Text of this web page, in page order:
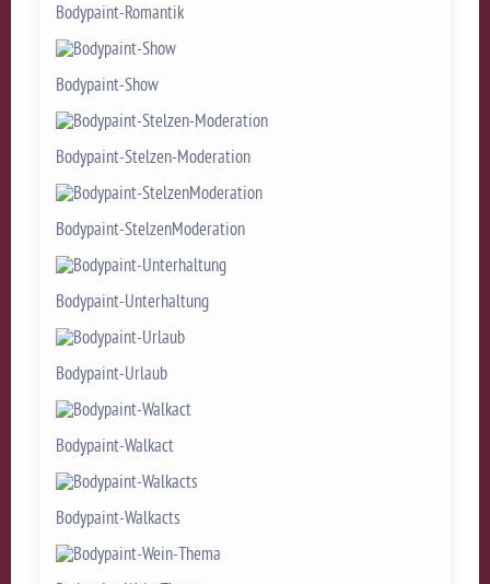
Bodypaint-Romantik
Bodypaint-Show
Bodypaint-Stelzen-Moderation
Bodypaint-StelzenModeration
Bodypaint-Unterhaltung
Bodypaint-Urlaub
Bodypaint-Walkact
Bodypaint-Walkacts